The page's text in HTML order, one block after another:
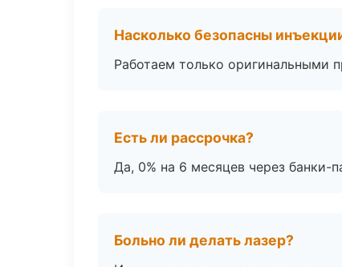
Насколько безопасны
Работаем только оригинальными
Есть ли рассрочка?
Да, 0% на 6 месяцев через банки-
Больно ли делать лазер?